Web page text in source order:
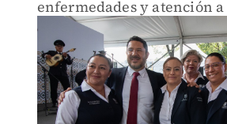
enfermedades y atención
hospitales de la Ciudad de